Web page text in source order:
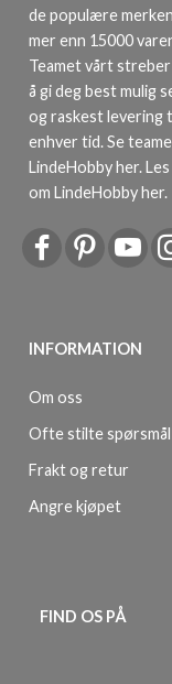
de populære
mer enn 15000
Teamet vårt
å gi deg best mulig
og raskest levering
enhver tid. Se
LindeHobby her.
om LindeHobby her.
INFORMATION
Om oss
Ofte stilte spørsmål
Frakt og retur
Angre kjøpet
FIND OS PÅ